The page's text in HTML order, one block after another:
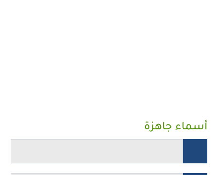
أسماء جاهزة